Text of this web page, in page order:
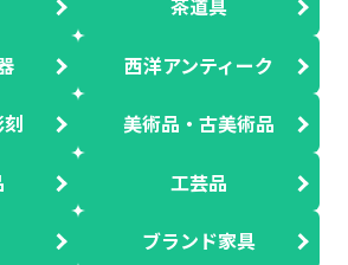
茶道具
西洋アンティーク
美術品・古美術品
工芸品
ブランド家具